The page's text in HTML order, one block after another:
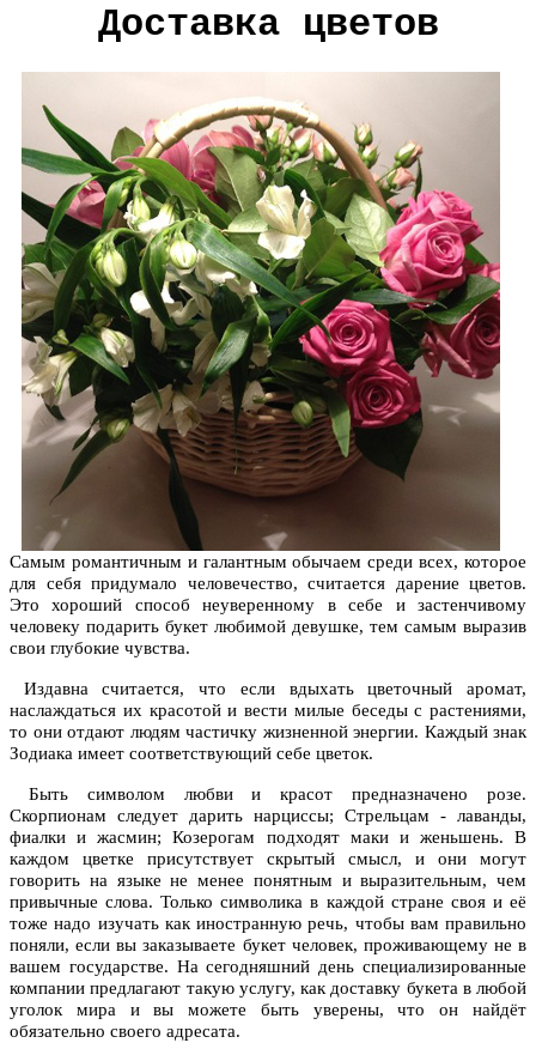
Доставка цветов
Самым романтичным и галантным обычаем среди всех, которое
для себя придумало человечество, считается дарение цветов.
Это хороший способ неуверенному в себе и застенчивому
человеку подарить букет любимой девушке, тем самым выразив
свои глубокие чувства.
Издавна считается, что если вдыхать цветочный аромат,
наслаждаться их красотой и вести милые беседы с растениями,
то они отдают людям частичку жизненной энергии. Каждый знак
Зодиака имеет соответствующий себе цветок.
Быть символом любви и красот предназначено розе.
Скорпионам следует дарить нарциссы; Стрельцам - лаванды,
фиалки и жасмин; Козерогам подходят маки и женьшень. В
каждом цветке присутствует скрытый смысл, и они могут
говорить на языке не менее понятным и выразительным, чем
привычные слова. Только символика в каждой стране своя и её
тоже надо изучать как иностранную речь, чтобы вам правильно
поняли, если вы заказываете букет человек, проживающему не в
вашем государстве. На сегодняшний день специализированные
компании предлагают такую услугу, как доставку букета в любой
уголок мира и вы можете быть уверены, что он найдёт
обязательно своего адресата.